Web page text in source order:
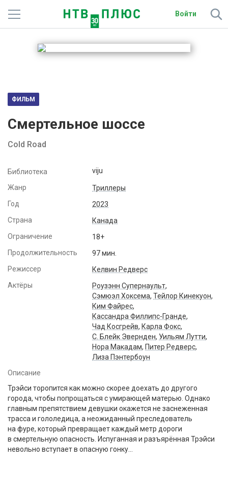
Войти
Телеканалы
О сайте
Активировать промокод
ФИЛЬМ
Смертельное шоссе
Cold Road
Библиотека viju
Жанр
Триллеры
Год
2023
Страна
Канада
Ограничение
18+
Продолжительность
97 мин.
Режиссер
Келвин Редверс
Актёры
Роузэнн Супернаульт,
Сэмюэл Хоксема, Тейлор Кинекуон,
Ким Файрес,
Кассандра Филлипс-Гранде,
Чад Косгрейв, Карла Фокс,
С. Блейк Эвернден, Уильям Лутти,
Нора Макадам, Питер Редверс,
Лиза Пэнтербоун
Описание
Трэйси торопится как можно скорее доехать до другого
города, чтобы попрощаться с умирающей матерью. Однако
главным препятствием девушки окажется не заснеженная
трасса и гололедица, а неожиданный преследователь
на фуре, который превращает каждый метр дороги
в смертельную опасность. Испуганная и разъярённая Трэйси
невольно вступает в опасную гонку…